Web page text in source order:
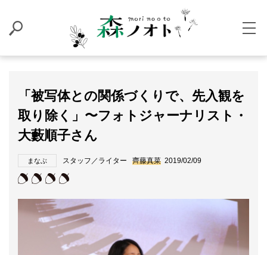
「被写体との関係づくりで、先入観を
取り除く」〜フォトジャーナリスト・
大藪順子さん
まなぶ スタッフ／ライター 齊藤真菜 2019/02/09